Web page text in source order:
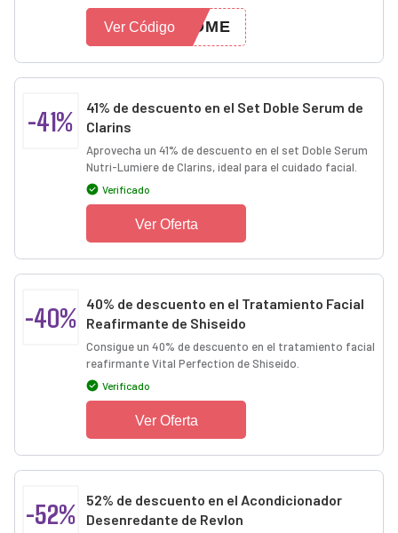
COME
Ver Código
-41%
41% de descuento en el Set Doble Serum de
Clarins
Aprovecha un 41% de descuento en el set Doble Serum
Nutri-Lumiere de Clarins, ideal para el cuidado facial.
Verificado
Ver Oferta
-40%
40% de descuento en el Tratamiento Facial
Reafirmante de Shiseido
Consigue un 40% de descuento en el tratamiento facial
reafirmante Vital Perfection de Shiseido.
Verificado
Ver Oferta
-52%
52% de descuento en el Acondicionador
Desenredante de Revlon